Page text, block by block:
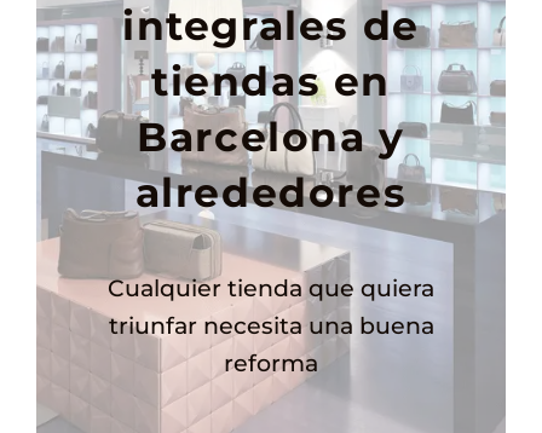
integrales de
tiendas en
Barcelona y
alrededores
Cualquier tienda que quiera
triunfar necesita una buena
reforma